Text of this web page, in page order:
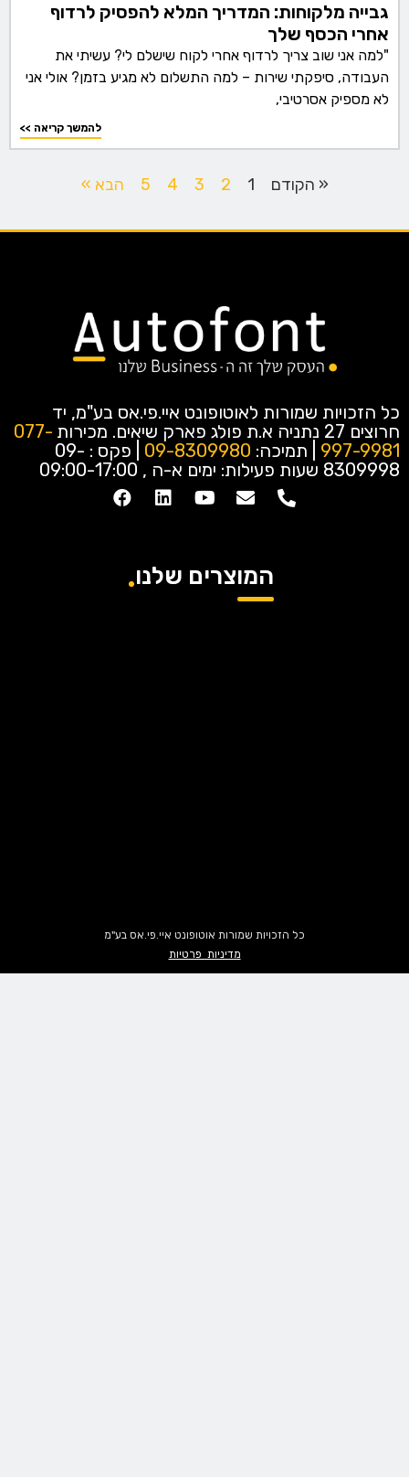
גבייה מלקוחות: המדריך המלא להפסיק לרדוף
אחרי הכסף שלך
"למה אני שוב צריך לרדוף אחרי לקוח שישלם לי? עשיתי את
העבודה, סיפקתי שירות – למה התשלום לא מגיע בזמן? אולי אני
לא מספיק אסרטיבי,
<< להמשך קריאה
« הקודם 1
2
3
4
5 הבא »
כל הזכויות שמורות לאוטופונט איי.פי.אס בע"מ, יד
חרוצים 27 נתניה א.ת פולג פארק שיאים.
מכירות 077-
997-9981
| תמיכה: 09-8309980
| פקס : 09-
8309998 שעות פעילות: ימים א-ה , 09:00-17:00
המוצרים שלנו
כל הזכויות שמורות אוטופונט איי.פי.אס בע"מ
מדיניות פרטיות